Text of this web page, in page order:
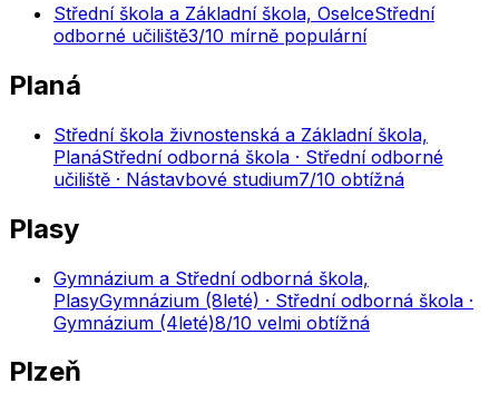
Střední škola a Základní škola, OselceStřední
odborné učiliště3/10 mírně populární
Planá
Střední škola živnostenská a Základní škola,
PlanáStřední odborná škola · Střední odborné
učiliště · Nástavbové studium7/10 obtížná
Plasy
Gymnázium a Střední odborná škola,
PlasyGymnázium (8leté) · Střední odborná škola ·
Gymnázium (4leté)8/10 velmi obtížná
Plzeň